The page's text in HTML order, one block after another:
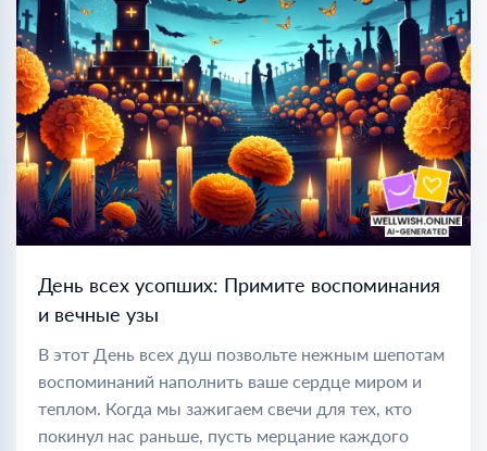
День всех усопших: Примите воспоминания
и вечные узы
В этот День всех душ позвольте нежным шепотам
воспоминаний наполнить ваше сердце миром и
теплом. Когда мы зажигаем свечи для тех, кто
покинул нас раньше, пусть мерцание каждого